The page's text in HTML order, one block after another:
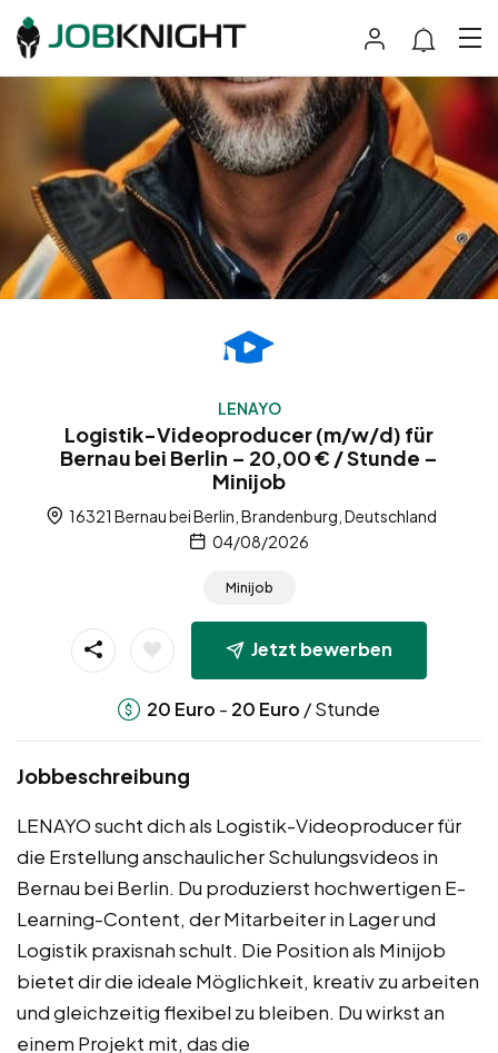
LENAYO
Logistik-Videoproducer (m/w/d) für
Bernau bei Berlin – 20,00 € / Stunde –
Minijob
16321 Bernau bei Berlin, Brandenburg, Deutschland
04/08/2026
Minijob
Jetzt bewerben
20 Euro - 20 Euro / Stunde
Jobbeschreibung
LENAYO sucht dich als Logistik-Videoproducer für
die Erstellung anschaulicher Schulungsvideos in
Bernau bei Berlin. Du produzierst hochwertigen E-
Learning-Content, der Mitarbeiter in Lager und
Logistik praxisnah schult. Die Position als Minijob
bietet dir die ideale Möglichkeit, kreativ zu arbeiten
und gleichzeitig flexibel zu bleiben. Du wirkst an
einem Projekt mit, das die